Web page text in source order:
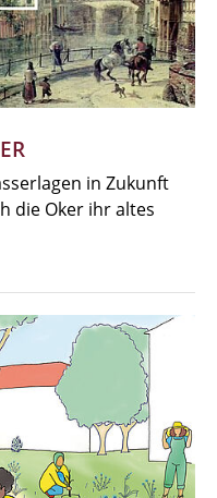
in Zukunft
die Oker ihr altes